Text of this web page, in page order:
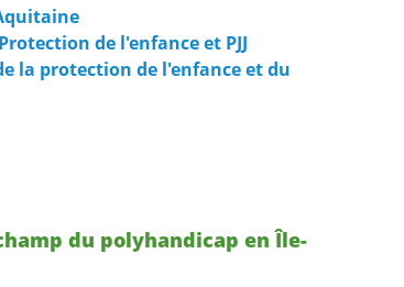
Protection de l'enfance et PJJ
la protection de l'enfance et du
du polyhandicap en Île-